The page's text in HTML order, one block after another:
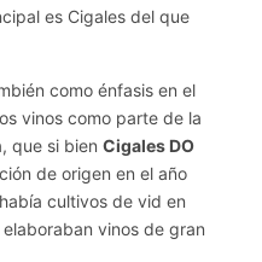
es Cigales del que
como énfasis en el
vinos como parte de la
que si bien Cigales DO
de origen en el año
cultivos de vid en
vinos de gran